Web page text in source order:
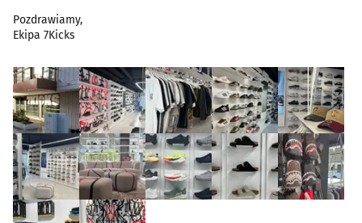
Pozdrawiamy,
Ekipa 7Kicks